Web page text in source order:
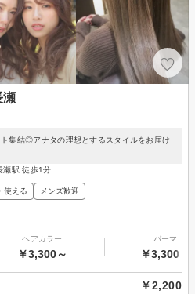
瀬
集結◎アナタの理想とするスタイルをお届け
瀬駅 徒歩1分
使える メンズ歓迎
ヘアカラー
￥3,300～
パーマ
￥3,300～
￥2,200